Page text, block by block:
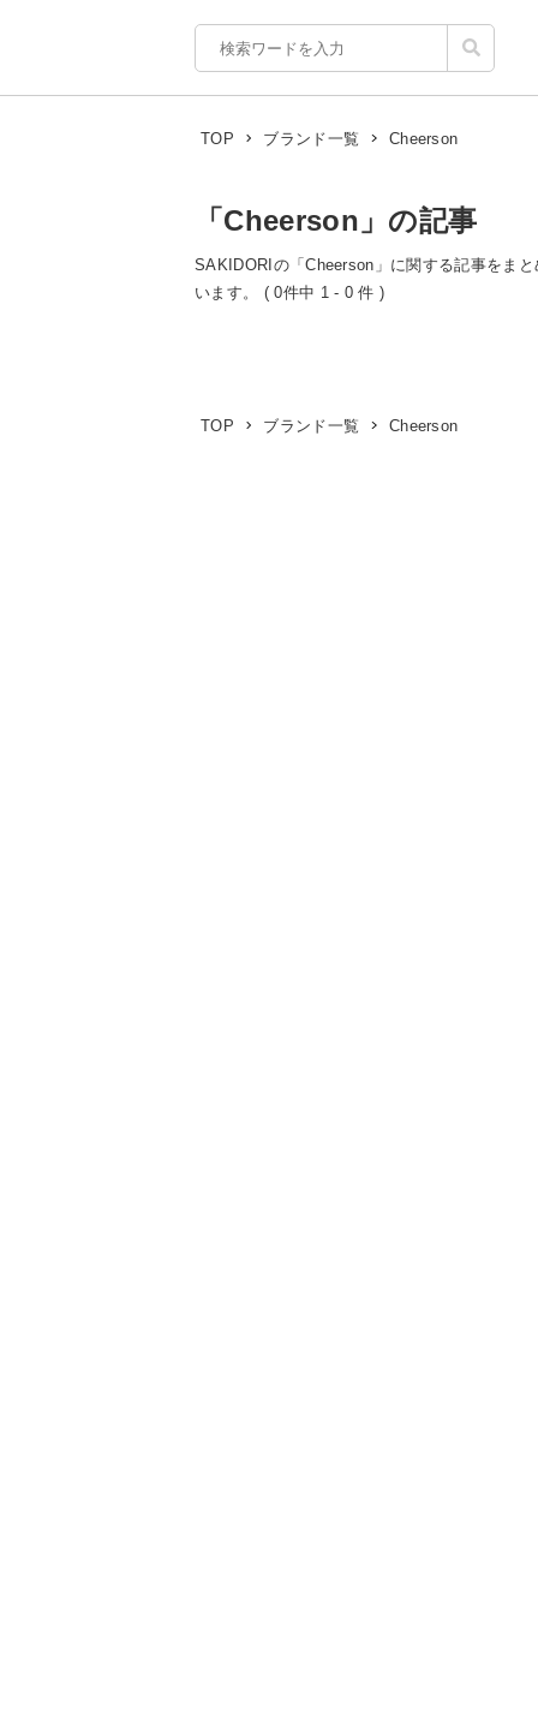
TOP ブランド一覧 Cheerson
「Cheerson」の記事
SAKIDORIの「Cheerson」に関する記事をま
います。 ( 0件中 1 - 0 件 )
TOP ブランド一覧 Cheerson